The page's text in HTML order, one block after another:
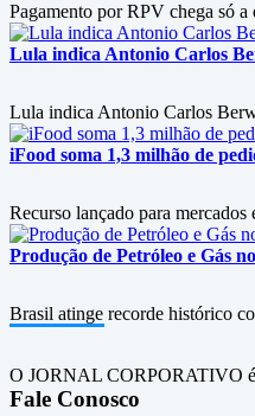
Pagamento por RPV chega só
Lula indica Antonio Carlos
Lula indica Antonio Carlos
iFood soma 1,3 milhão de
Recurso lançado para
Produção de Petróleo e Gás
Brasil atinge recorde histórico
O JORNAL CORPORATIVO é
Fale Conosco